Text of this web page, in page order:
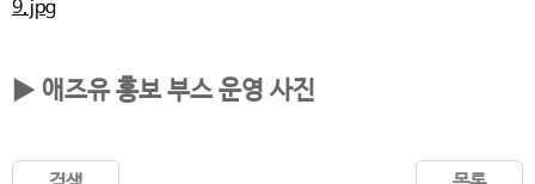
▶ 애즈유 홍보 부스 운영 사진